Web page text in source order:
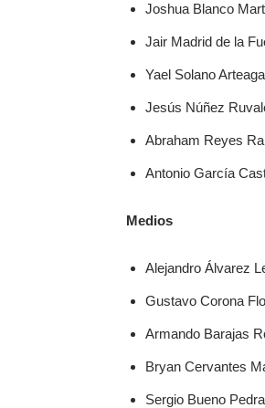
Joshua Blanco
Jair Madrid de la
Yael Solano
Jesús Núñez
Abraham Reyes
Antonio García
Medios
Alejandro Álvarez
Gustavo Corona
Armando Barajas
Bryan Cervantes
Sergio Bueno